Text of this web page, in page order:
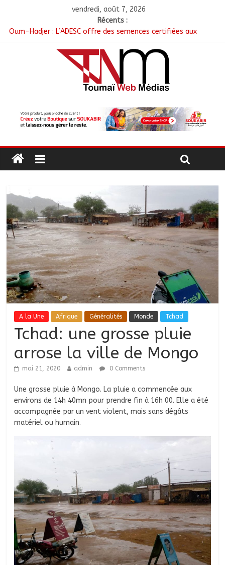
vendredi, août 7, 2026
Récents :
Oum-Hadjer : L’ADESC offre des semences certifiées aux
RGPH-3 : Le Tchad clôture la collecte des données avec plus
de 4,3 millions de ménages recensés
Tchad–Égypte : La Commission mixte relance les grands
chantiers de coopération
Nigeria : 308 otages libérés lors d’une vaste opération de
A la Une Afrique Généralités Monde Tchad
Tchad: une grosse pluie
arrose la ville de Mongo
mai 21, 2020 admin 0 Comments
Une grosse pluie à Mongo. La pluie a commencée aux
environs de 14h 40mn pour prendre fin à 16h 00. Elle a été
accompagnée par un vent violent, mais sans dégâts
matériel ou humain.